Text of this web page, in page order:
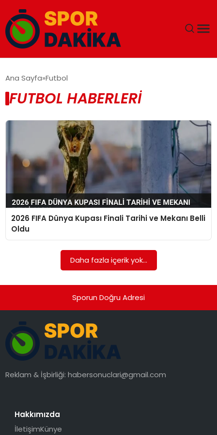
GÜNDEM
DÜNYA
EKONOMI
MAGAZIN
SAĞLIK
YAŞAM
Ana Sayfa Futbol
FUTBOL HABERLERI
2026 FIFA Dünya Kupası Finali Tarihi ve Mekanı Belli
Oldu
Daha fazla içerik yok...
Sporun Doğru Adresi
Reklam & İşbirliği:habersonuclari@gmail.com
Hakkımızda
İletişimKünye